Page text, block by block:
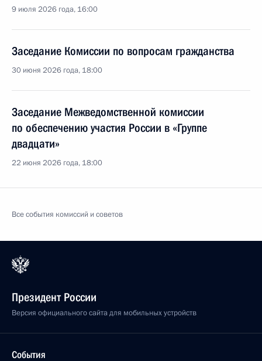
9 июля 2026 года, 16:00
Заседание Комиссии по вопросам гражданства
30 июня 2026 года, 18:00
Заседание Межведомственной комиссии
по обеспечению участия России в «Группе
двадцати»
22 июня 2026 года, 18:00
Все события комиссий и советов
Президент России
Версия официального сайта для мобильных устройств
События